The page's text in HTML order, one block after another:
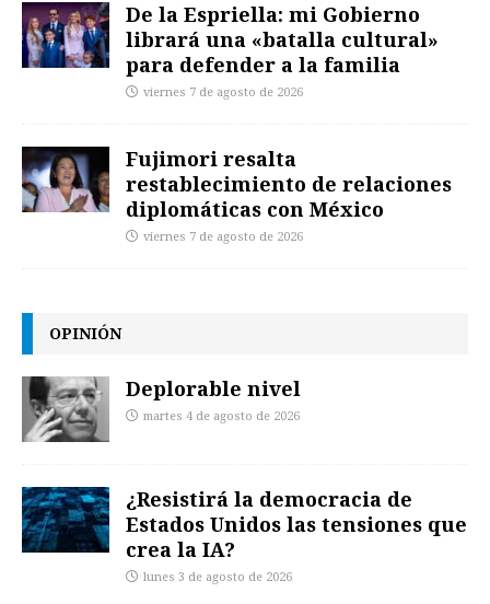
De la Espriella: mi Gobierno
librará una «batalla cultural»
para defender a la familia
viernes 7 de agosto de 2026
Fujimori resalta
restablecimiento de relaciones
diplomáticas con México
viernes 7 de agosto de 2026
OPINIÓN
Deplorable nivel
martes 4 de agosto de 2026
¿Resistirá la democracia de
Estados Unidos las tensiones que
crea la IA?
lunes 3 de agosto de 2026